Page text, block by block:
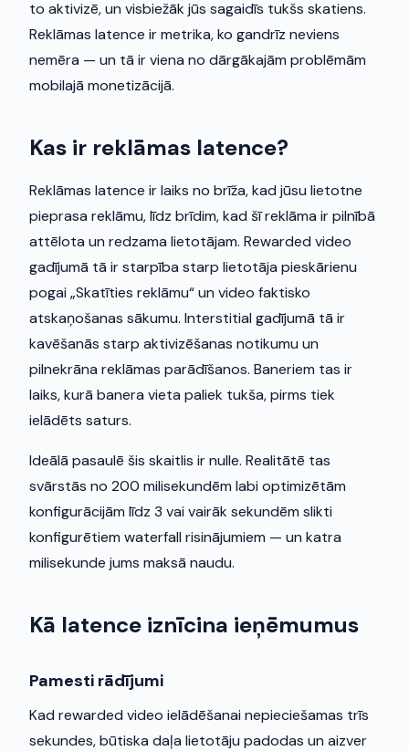
to aktivizē, un visbiežāk jūs sagaidīs tukšs skatiens.
Reklāmas latence ir metrika, ko gandrīz neviens
nemēra — un tā ir viena no dārgākajām problēmām
mobilajā monetizācijā.
Kas ir reklāmas latence?
Reklāmas latence ir laiks no brīža, kad jūsu lietotne
pieprasa reklāmu, līdz brīdim, kad šī reklāma ir pilnībā
attēlota un redzama lietotājam. Rewarded video
gadījumā tā ir starpība starp lietotāja pieskārienu
pogai „Skatīties reklāmu“ un video faktisko
atskaņošanas sākumu. Interstitial gadījumā tā ir
kavēšanās starp aktivizēšanas notikumu un
pilnekrāna reklāmas parādīšanos. Baneriem tas ir
laiks, kurā banera vieta paliek tukša, pirms tiek
ielādēts saturs.
Ideālā pasaulē šis skaitlis ir nulle. Realitātē tas
svārstās no 200 milisekundēm labi optimizētām
konfigurācijām līdz 3 vai vairāk sekundēm slikti
konfigurētiem waterfall risinājumiem — un katra
milisekunde jums maksā naudu.
Kā latence iznīcina ieņēmumus
Pamesti rādījumi
Kad rewarded video ielādēšanai nepieciešamas trīs
sekundes, būtiska daļa lietotāju padodas un aizver